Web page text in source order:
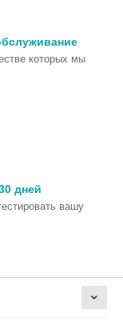
которых мы
дней
вашу